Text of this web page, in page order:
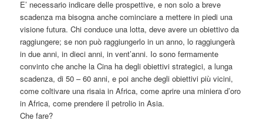
E’ necessario indicare delle prospettive, e non solo a breve
scadenza ma bisogna anche cominciare a mettere in piedi una
visione futura. Chi conduce una lotta, deve avere un obiettivo da
raggiungere; se non può raggiungerlo in un anno, lo raggiungerà
in due anni, in dieci anni, in vent’anni. Io sono fermamente
convinto che anche la Cina ha degli obiettivi strategici, a lunga
scadenza, di 50 – 60 anni, e poi anche degli obiettivi più vicini,
come coltivare una risaia in Africa, come aprire una miniera d’oro
in Africa, come prendere il petrolio in Asia.
Che fare?